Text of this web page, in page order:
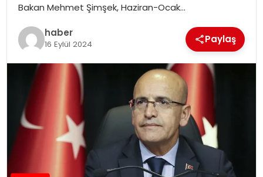
Bakan Mehmet Şimşek, Haziran-Ocak…
haber
16 Eylül 2024 Paylaş